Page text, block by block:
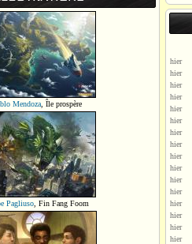
Mendoza, Île prospère
Pagliuso, Fin Fang Foom
hier
hier
hier
hier
hier
hier
hier
hier
hier
hier
hier
hier
hier
hier
hier
hier